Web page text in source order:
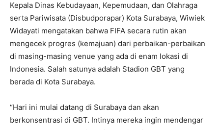
Kepala Dinas Kebudayaan, Kepemudaan, dan Olahraga
serta Pariwisata (Disbudporapar) Kota Surabaya, Wiwiek
Widayati mengatakan bahwa FIFA secara rutin akan
mengecek progres (kemajuan) dari perbaikan-perbaikan
di masing-masing venue yang ada di enam lokasi di
Indonesia. Salah satunya adalah Stadion GBT yang
berada di Kota Surabaya.
“Hari ini mulai datang di Surabaya dan akan
berkonsentrasi di GBT. Intinya mereka ingin mendengar